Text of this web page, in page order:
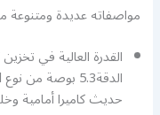
مواصفاته عديدة ومتنوعة
حديث كاميرا أمامية